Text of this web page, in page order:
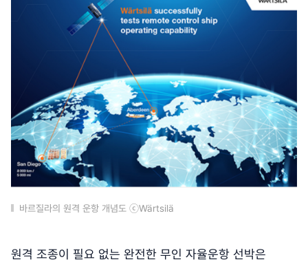
바르질라의 원격 운항 개념도 ⓒWärtsilä
원격 조종이 필요 없는 완전한 무인 자율운항 선박은